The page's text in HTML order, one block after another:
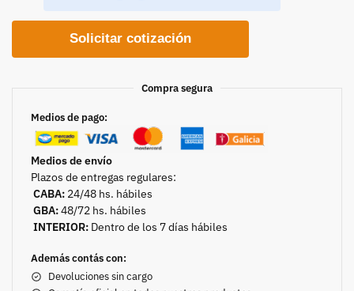
Solicitar cotización
Compra segura
Medios de pago:
Medios de envío
Plazos de entregas regulares:
CABA: 24/48 hs. hábiles
GBA:48/72 hs. hábiles
INTERIOR:Dentro de los 7 días hábiles
Además contás con:
Devoluciones sin cargo